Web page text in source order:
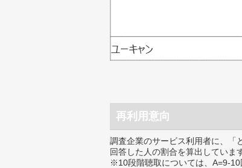
再利用意向
調査企業のサービス利用者に、「
回答した人の割合を算出していま
※10段階聴取については、A=9-10